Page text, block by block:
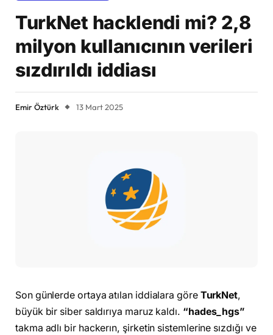
TurkNet hacklendi mi? 2,8
milyon kullanıcının verileri
sızdırıldı iddiası
Emir Öztürk 13 Mart 2025
Son günlerde ortaya atılan iddialara göre TurkNet,
büyük bir siber saldırıya maruz kaldı. “hades_hgs”
takma adlı bir hackerın, şirketin sistemlerine sızdığı ve